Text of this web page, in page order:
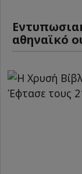
αθηναϊκό